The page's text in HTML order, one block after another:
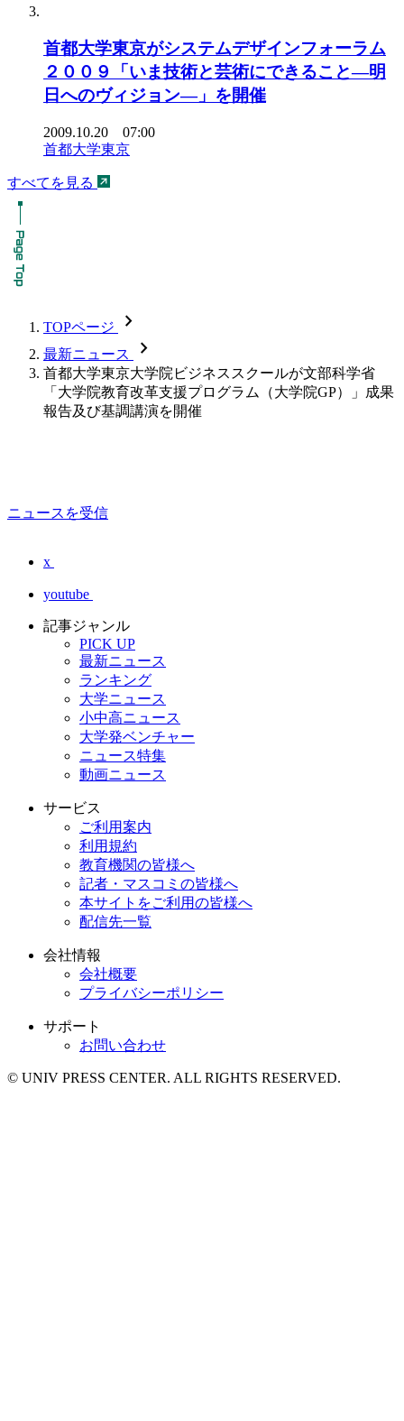
首都大学東京がシステムデザインフォーラム
２００９「いま技術と芸術にできること―明
日へのヴィジョン―」を開催
2009.10.20 07:00
首都大学東京
すべてを見る
TOPページ chevron_forward
最新ニュース chevron_forward
首都大学東京大学院ビジネススクールが文部科学省
「大学院教育改革支援プログラム（大学院GP）」成果
報告及び基調講演を開催
ニュースを受信
x
youtube
記事ジャンル
PICK UP
最新ニュース
ランキング
大学ニュース
小中高ニュース
大学発ベンチャー
ニュース特集
動画ニュース
サービス
ご利用案内
利用規約
教育機関の皆様へ
記者・マスコミの皆様へ
本サイトをご利用の皆様へ
配信先一覧
会社情報
会社概要
プライバシーポリシー
サポート
お問い合わせ
© UNIV PRESS CENTER. ALL RIGHTS RESERVED.